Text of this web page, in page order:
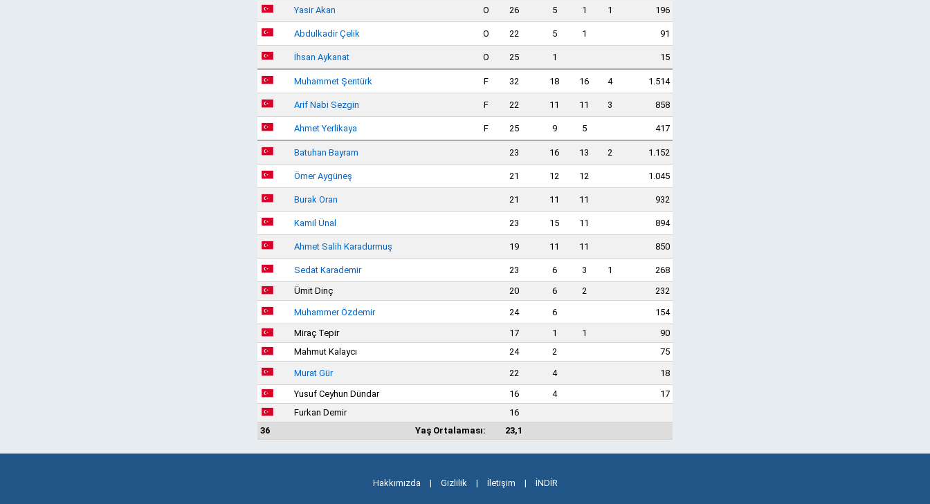
Yasir Akan O 26 5 1 1 196
Abdulkadir Çelik O 22 5 1 91
İhsan Aykanat O 25 1 15
Muhammet Şentürk F 32 18 16 4 1.514
Arif Nabi Sezgin F 22 11 11 3 858
Ahmet Yerlikaya F 25 9 5 417
Batuhan Bayram 23 16 13 2 1.152
Ömer Aygüneş 21 12 12 1.045
Burak Oran 21 11 11 932
Kamil Ünal 23 15 11 894
Ahmet Salih Karadurmuş 19 11 11 850
Sedat Karademir 23 6 3 1
268
Ümit Dinç
20 6 2 232
Muhammer Özdemir 24 6
154
Miraç Tepir
17 1 1
90
Mahmut Kalaycı
24 2 75
Murat Gür 22 4
18
Yusuf Ceyhun Dündar
16 4
17
Furkan Demir
16
36
Yaş Ortalaması: 23,1
Hakkımızda | Gizlilik | İletişim | İNDİR